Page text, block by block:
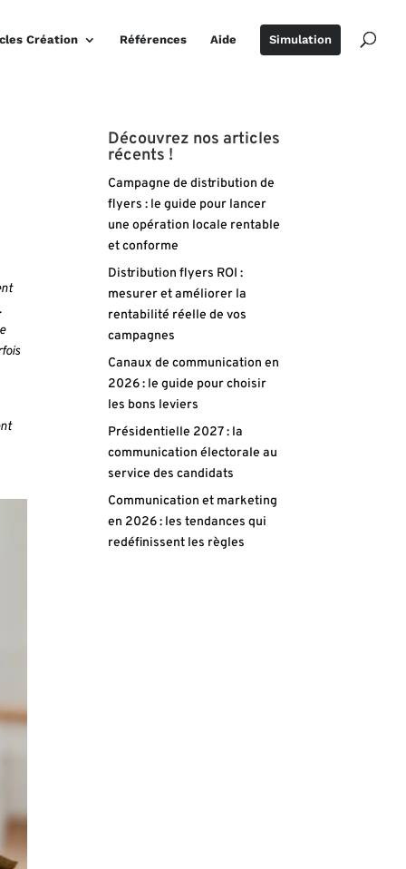
Création Références Aide Simulation
Découvrez nos articles
récents !
Campagne de distribution de
flyers : le guide pour lancer
une opération locale rentable
et conforme
Distribution flyers ROI :
mesurer et améliorer la
rentabilité réelle de vos
campagnes
Canaux de communication en
2026 : le guide pour choisir
les bons leviers
Présidentielle 2027 : la
communication électorale au
service des candidats
Communication et marketing
en 2026 : les tendances qui
redéfinissent les règles